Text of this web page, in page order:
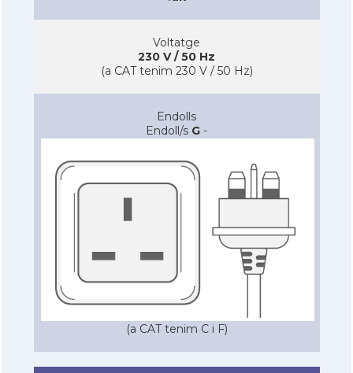
Voltatge
230 V / 50 Hz
(a CAT tenim 230 V / 50 Hz)
Endolls
Endoll/s G -
(a CAT tenim C i F)